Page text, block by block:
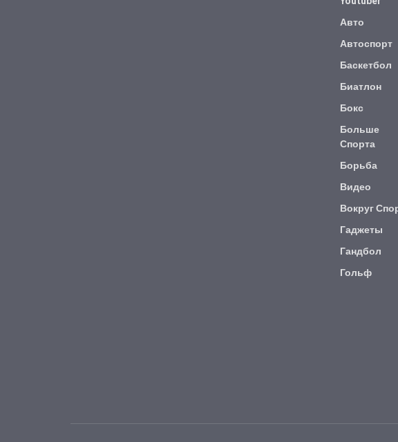
Авто
Автоспорт
Баскетбол
Биатлон
Бокс
Больше
Спорта
Борьба
Видео
Вокруг
Гаджеты
Гандбол
Гольф